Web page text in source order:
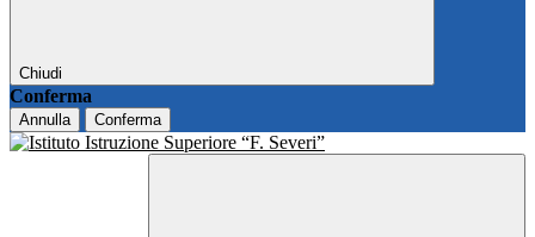
Chiudi
Conferma
Annulla Conferma